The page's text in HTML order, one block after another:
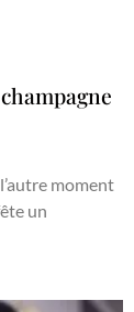
moment
un